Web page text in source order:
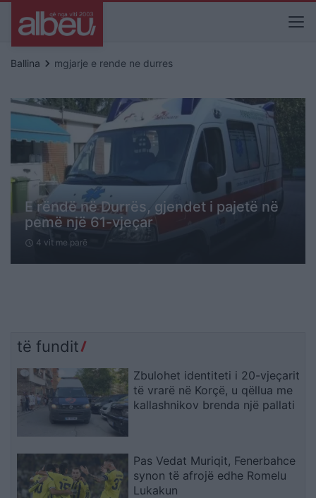
Ballina keyboard_arrow_right mgjarje e rende ne durres
E rëndë në Durrës, gjendet i pajetë në
pemë një 61-vjeçar
schedule 4 vit me parë
të fundit
Zbulohet identiteti i 20-vjeçarit
të vrarë në Korçë, u qëllua me
kallashnikov brenda një pallati
Pas Vedat Muriqit, Fenerbahce
synon të afrojë edhe Romelu
Lukakun